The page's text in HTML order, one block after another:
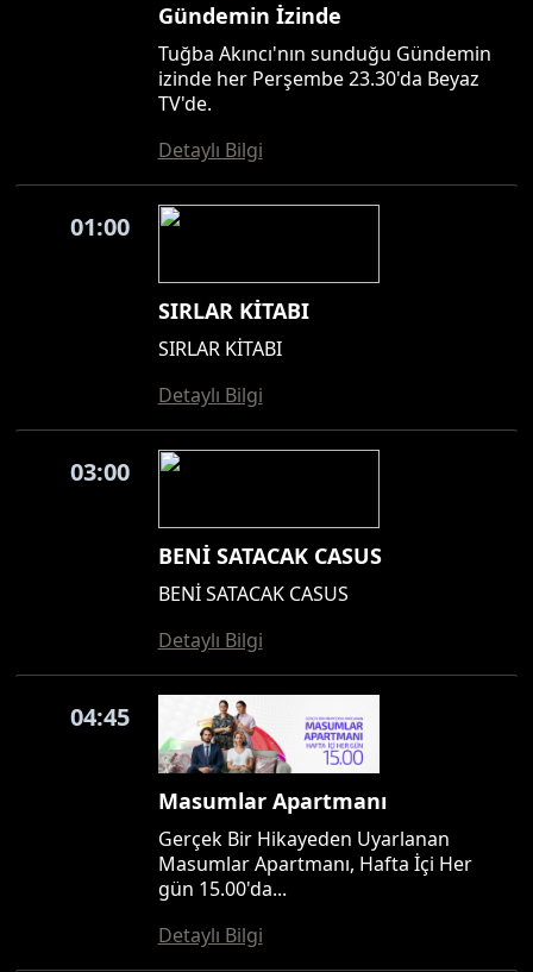
Gündemin İzinde
Tuğba Akıncı'nın sunduğu Gündemin
izinde her Perşembe 23.30'da Beyaz
TV'de.
Detaylı Bilgi
01:00
SIRLAR KİTABI
SIRLAR KİTABI
Detaylı Bilgi
03:00
BENİ SATACAK CASUS
BENİ SATACAK CASUS
Detaylı Bilgi
04:45
Masumlar Apartmanı
Gerçek Bir Hikayeden Uyarlanan
Masumlar Apartmanı, Hafta İçi Her
gün 15.00'da...
Detaylı Bilgi